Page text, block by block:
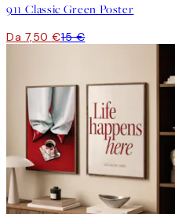
911 Classic Green Poster
Da 7,50 €15 €